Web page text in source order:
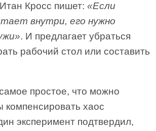
Кросс пишет: «Если
внутри, его нужно
. И предлагает убраться
рабочий стол или составить
простое, что можно
компенсировать хаос
эксперимент подтвердил,